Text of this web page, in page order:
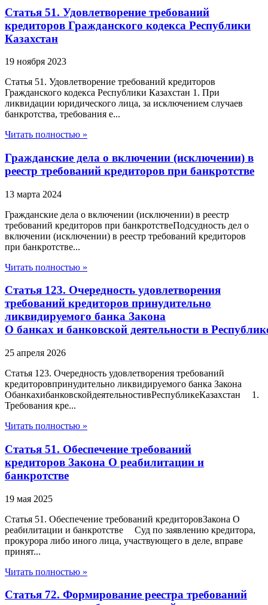
Статья 51. Удовлетворение требований
кредиторов Гражданского кодекса Республики
Казахстан
19 ноября 2023
Статья 51. Удовлетворение требований кредиторов
Гражданского кодекса Республики Казахстан 1. При
ликвидации юридического лица, за исключением случаев
банкротства, требования е...
Читать полностью »
Гражданские дела о включении (исключении) в
реестр требований кредиторов при банкротстве
13 марта 2024
Гражданские дела о включении (исключении) в реестр
требований кредиторов при банкротствеПодсудность дел о
включении (исключении) в реестр требований кредиторов
при банкротстве...
Читать полностью »
Статья 123. Очередность удовлетворения
требований кредиторов принудительно
ликвидируемого банка Закона
О банках и банковской деятельности в
25 апреля 2026
Статья 123. Очередность удовлетворения требований
кредиторовпринудительно ликвидируемого банка Закона
ОбанкахибанковскойдеятельностивРеспубликеКазахстан 1.
Требования кре...
Читать полностью »
Статья 51. Обеспечение требований
кредиторов Закона О реабилитации и
банкротстве
19 мая 2025
Статья 51. Обеспечение требований кредиторовЗакона О
реабилитации и банкротстве Суд по заявлению кредитора,
прокурора либо иного лица, участвующего в деле, вправе
принят...
Читать полностью »
Статья 72. Формирование реестра требований